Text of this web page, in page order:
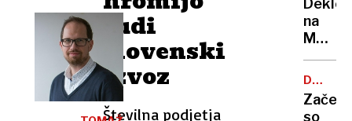
tudi
slovenski
izvoz
Številna podjetja
Dekle
na
davil
in
posilil
DO
3.
Začele
so